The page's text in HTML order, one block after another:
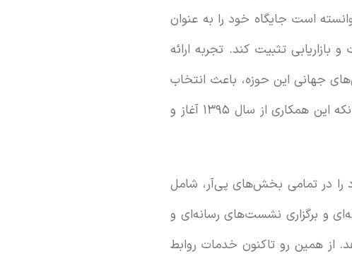
است جایگاه خود را به عنوان
تثبیت کند. تجربه ارائه
جهانی این حوزه، باعث انتخاب
پرسش پی‌آر به عنوان آژانس روابط عمومی از سوی کمپانی جهانی سامسونگ شد؛ چنانکه این همکاری از سال ۱۳۹۵ آغاز و
را در تمامی بخش‌های پی‌آر، شامل
و برگزاری نشست‌های رسانه‌ای و
از همین رو تاکنون خدمات روابط